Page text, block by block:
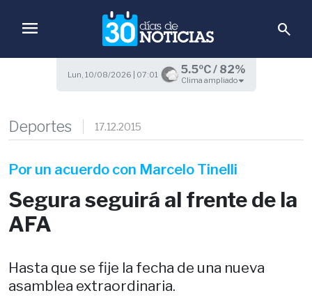
menu search
Lun, 10/08/2026 | 07:01 5.5ºC / 82%
Clima ampliado
Deportes 17.12.2015
Por un acuerdo con Marcelo Tinelli
Segura seguirá al frente de la
AFA
Hasta que se fije la fecha de una nueva
asamblea extraordinaria.